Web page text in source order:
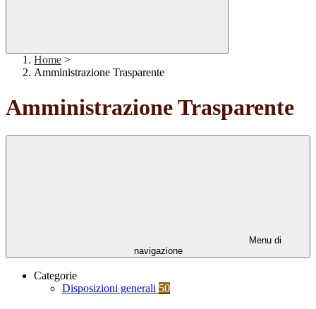
Home >
Amministrazione Trasparente
Amministrazione Trasparente
Menu di
navigazione
Categorie
Disposizioni generali 50